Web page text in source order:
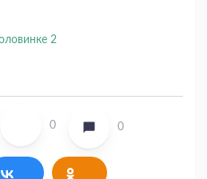
0 0